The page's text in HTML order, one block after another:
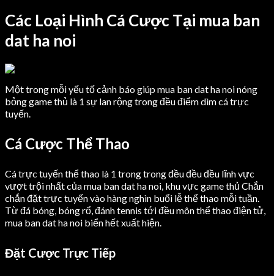
Các Loại Hình Cá Cược Tại mua ban
dat ha noi
Một trong mỗi yếu tố cảnh báo giúp mua ban dat ha noi nóng
bỏng game thủ là 1 sự lan rộng trong đều điểm dìm cá trực
tuyến.
Cá Cược Thể Thao
Cá trực tuyến thể thao là 1 trong trong đều đều đều lĩnh vực
vượt trội nhất của mua ban dat ha noi, khu vực game thủ Chắn
chắn đặt trực tuyến vào hàng nghìn buổi lễ thể thao mỗi tuần.
Từ đá bóng, bóng rổ, đánh tennis tới đều môn thể thao điện tử,
mua ban dat ha noi biển hết xuất hiện.
Đặt Cược Trực Tiếp